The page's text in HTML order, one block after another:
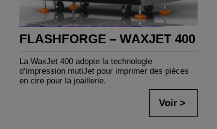
FLASHFORGE – WAXJET 400
La WaxJet 400 adopte la technologie
d’impression mutiJet pour imprimer des pièces
en cire pour la joaillerie.
Voir